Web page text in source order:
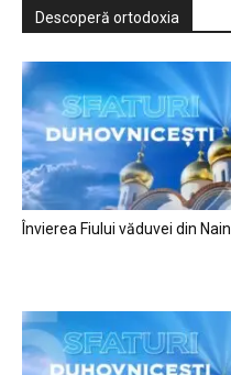
Descoperă ortodoxia
Învierea Fiului văduvei din Nain